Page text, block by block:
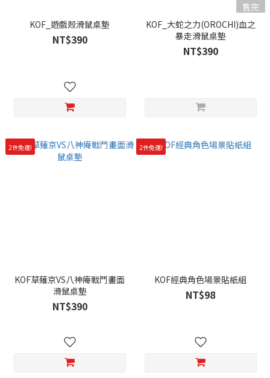
KOF_遊戲殼滑鼠桌墊
NT$390
售完
KOF_大蛇之力(OROCHI)血之
暴走滑鼠桌墊
NT$390
2件免運!
KOF草薙京VS八神庵戰鬥畫面
滑鼠桌墊
NT$390
2件免運!
KOF經典角色場景貼紙組
NT$98